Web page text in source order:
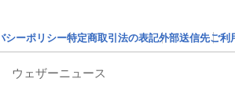
シーポリシー特定商取引法の表記外部送信先ご利
ウェザーニュース